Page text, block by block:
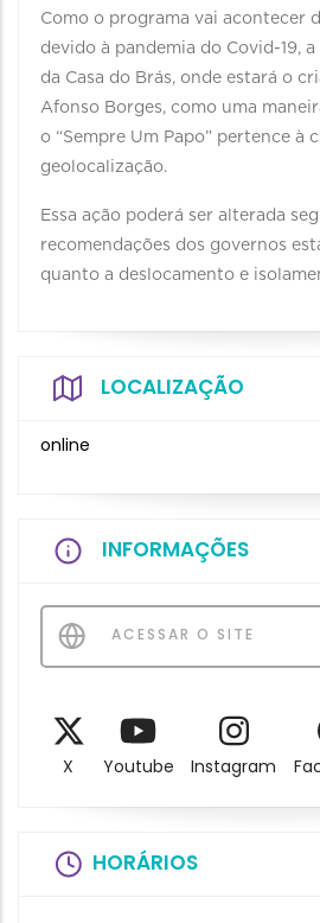
Como o programa vai acontecer
devido à pandemia do Covid-19,
da Casa do Brás, onde estará o
Afonso Borges, como uma
o “Sempre Um Papo” pertence à
geolocalização.
Essa ação poderá ser alterada
recomendações dos governos
quanto a deslocamento e
LOCALIZAÇÃO
online
INFORMAÇÕES
ACESSAR O SITE
X Youtube Instagram
HORÁRIOS